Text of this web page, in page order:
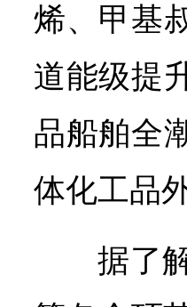
烯、甲基
道能级提
品船舶全
体化工品
据了